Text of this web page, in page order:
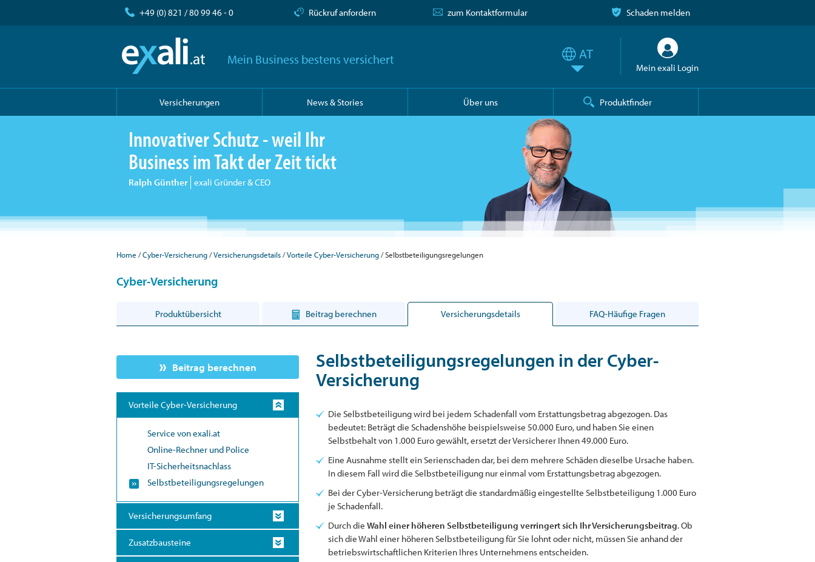
+49 (0) 821 / 80 99 46 - 0 Rückruf anfordern zum Kontaktformular Schaden melden
Mein Business bestens versichert
Mein exali Login
Versicherungen News & Stories Über uns Produktfinder
Innovativer Schutz - weil Ihr
Business im Takt der Zeit tickt
Ralph Günther exali Gründer & CEO
Home Cyber-Versicherung Versicherungsdetails Vorteile Cyber-Versicherung Selbstbeteiligungsregelungen
Cyber-Versicherung
Produktübersicht Beitrag berechnen Versicherungsdetails FAQ-Häufige Fragen
Beitrag berechnen
Vorteile Cyber-Versicherung
Service von exali.at
Online-Rechner und Police
IT-Sicherheitsnachlass
Selbstbeteiligungsregelungen
Versicherungsumfang
Zusatzbausteine
Selbstbeteiligungsregelungen in der Cyber-
Versicherung
Die Selbstbeteiligung wird bei jedem Schadenfall vom Erstattungsbetrag abgezogen. Das
bedeutet: Beträgt die Schadenshöhe beispielsweise 50.000 Euro, und haben Sie einen
Selbstbehalt von 1.000 Euro gewählt, ersetzt der Versicherer Ihnen 49.000 Euro.
Eine Ausnahme stellt ein Serienschaden dar, bei dem mehrere Schäden dieselbe Ursache haben.
In diesem Fall wird die Selbstbeteiligung nur einmal vom Erstattungsbetrag abgezogen.
Bei der Cyber-Versicherung beträgt die standardmäßig eingestellte Selbstbeteiligung 1.000 Euro
je Schadenfall.
Durch dieWahl einer höheren Selbstbeteiligung verringert sich Ihr Versicherungsbeitrag. Ob
sich die Wahl einer höheren Selbstbeteiligung für Sie lohnt oder nicht, müssen Sie anhand der
betriebswirtschaftlichen Kriterien Ihres Unternehmens entscheiden.